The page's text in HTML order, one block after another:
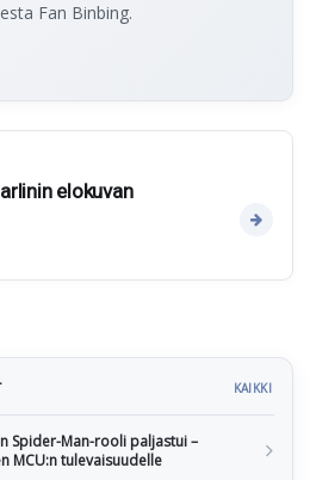
Fan Binbing.
elokuvan
KAIKKI
Spider-Man-rooli paljastui –
MCU:n tulevaisuudelle